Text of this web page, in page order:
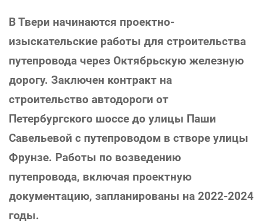
В Твери начинаются проектно-
изыскательские работы для строительства
путепровода через Октябрьскую железную
дорогу. Заключен контракт на
строительство автодороги от
Петербургского шоссе до улицы Паши
Савельевой с путепроводом в створе улицы
Фрунзе. Работы по возведению
путепровода, включая проектную
документацию, запланированы на 2022-2024
годы.